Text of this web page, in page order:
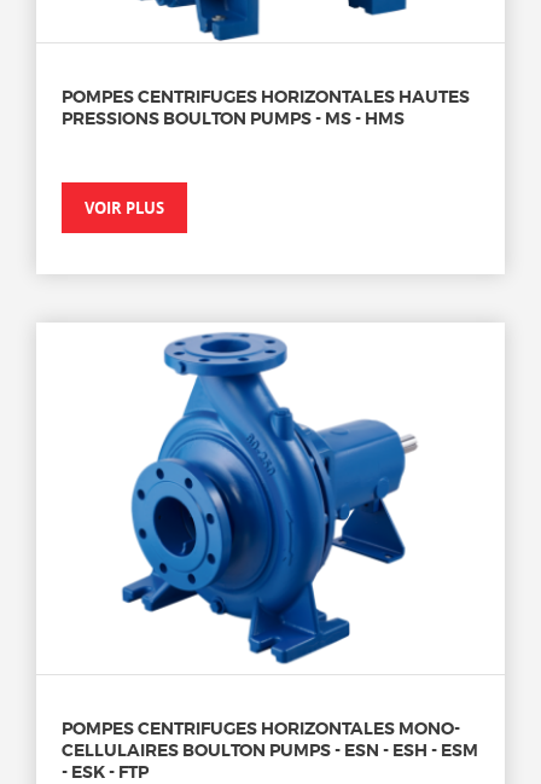
POMPES CENTRIFUGES HORIZONTALES HAUTES
PRESSIONS BOULTON PUMPS - MS - HMS
VOIR PLUS
POMPES CENTRIFUGES HORIZONTALES MONO-
CELLULAIRES BOULTON PUMPS - ESN - ESH - ESM
- ESK - FTP